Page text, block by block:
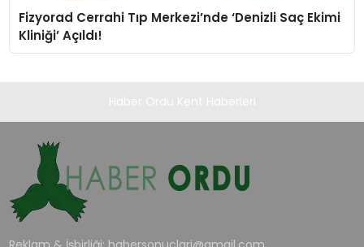
Fizyorad Cerrahi Tıp Merkezi’nde ‘Denizli Saç Ekimi
Kliniği’ Açıldı!